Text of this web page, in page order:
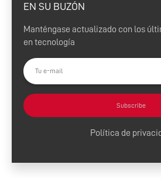
EN SU BUZÓN
Manténgase actualizado con los
en tecnología
Subscribe
Política de